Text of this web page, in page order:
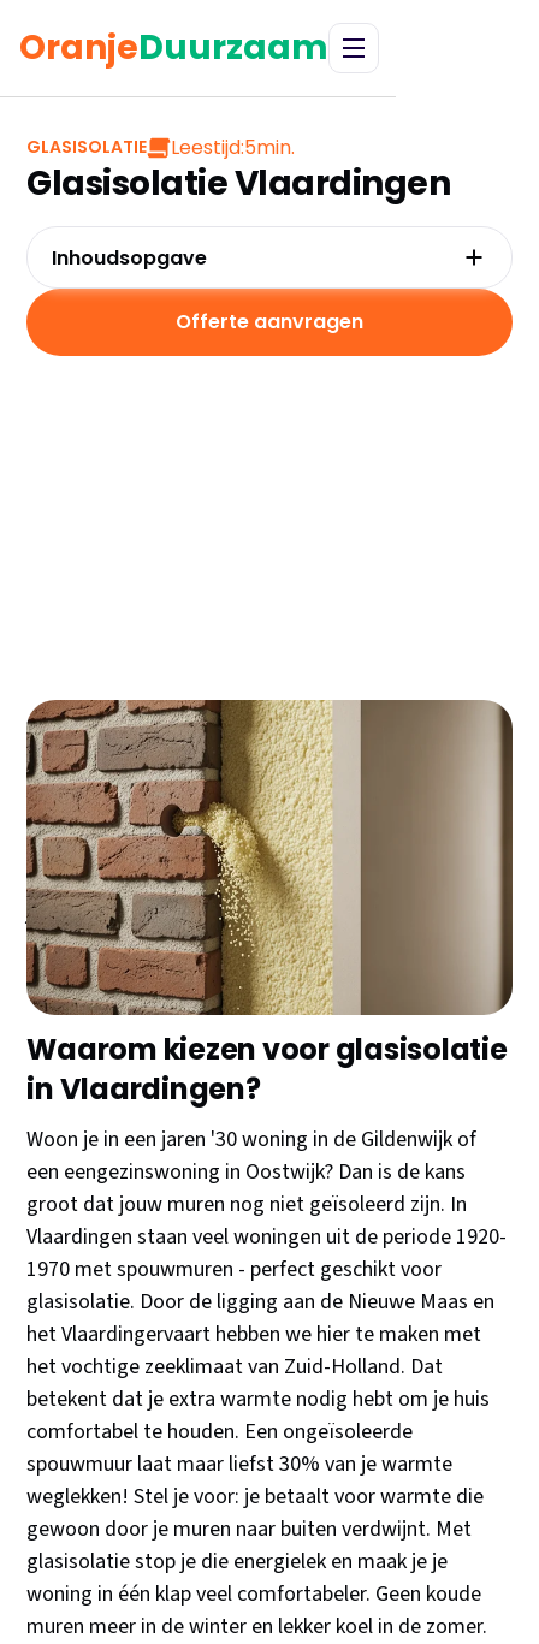
OranjeDuurzaam
GLASISOLATIE Leestijd:5min.
Glasisolatie Vlaardingen
Woon je in Vlaardingen en wil je flink besparen op je
energierekening? Glasisolatie kan je jaarlijks €400-
600 schelen op je gasrekening! Met de huidige
energieprijzen verdien je je investering binnen 4-5
jaar terug. En het beste? Je kunt subsidie krijgen
van €500-700 voor je isolatieproject.
Waarom kiezen voor glasisolatie
in Vlaardingen?
Woon je in een jaren '30 woning in de Gildenwijk of
een eengezinswoning in Oostwijk? Dan is de kans
groot dat jouw muren nog niet geïsoleerd zijn. In
Vlaardingen staan veel woningen uit de periode 1920-
1970 met spouwmuren - perfect geschikt voor
glasisolatie. Door de ligging aan de Nieuwe Maas en
het Vlaardingervaart hebben we hier te maken met
het vochtige zeeklimaat van Zuid-Holland. Dat
betekent dat je extra warmte nodig hebt om je huis
comfortabel te houden. Een ongeïsoleerde
spouwmuur laat maar liefst 30% van je warmte
weglekken! Stel je voor: je betaalt voor warmte die
gewoon door je muren naar buiten verdwijnt. Met
glasisolatie stop je die energielek en maak je je
woning in één klap veel comfortabeler. Geen koude
muren meer in de winter en lekker koel in de zomer.
Inhoudsopgave
Vlaardingen?
Offerte aanvragen